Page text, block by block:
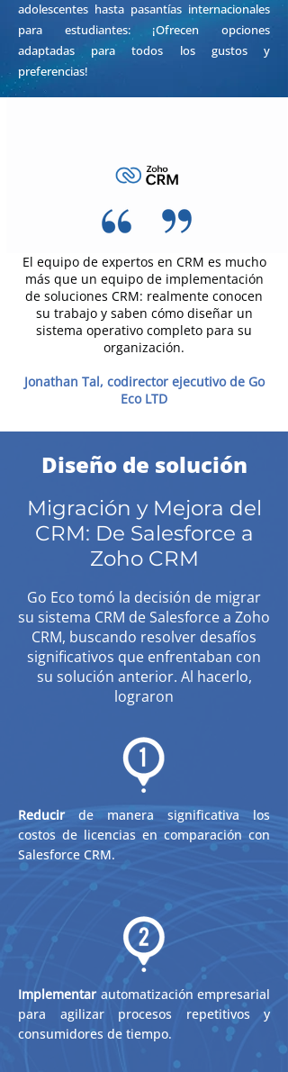
adolescentes hasta pasantías internacionales
para estudiantes: ¡Ofrecen opciones
adaptadas para todos los gustos y
preferencias!
El equipo de expertos en CRM es mucho
más que un equipo de implementación
de soluciones CRM: realmente conocen
su trabajo y saben cómo diseñar un
sistema operativo completo para su
organización.
Jonathan Tal, codirector ejecutivo de Go
Eco LTD
Diseño de solución
Migración y Mejora del
CRM: De Salesforce a
Zoho CRM
Go Eco tomó la decisión de migrar
su sistema CRM de Salesforce a Zoho
CRM, buscando resolver desafíos
significativos que enfrentaban con
su solución anterior. Al hacerlo,
lograron
Reducirde manera significativa los
costos de licencias en comparación con
Salesforce CRM.
Implementarautomatización empresarial
para agilizar procesos repetitivos y
consumidores de tiempo.